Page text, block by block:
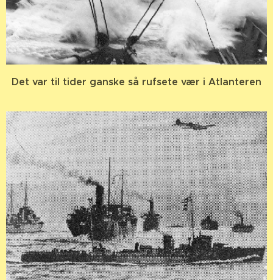
Det var til tider ganske så rufsete vær i Atlanteren